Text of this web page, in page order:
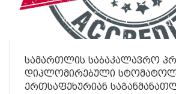
სამართლის საბაკალავრო
დიპლომირებული
ერთსაფეხურიან